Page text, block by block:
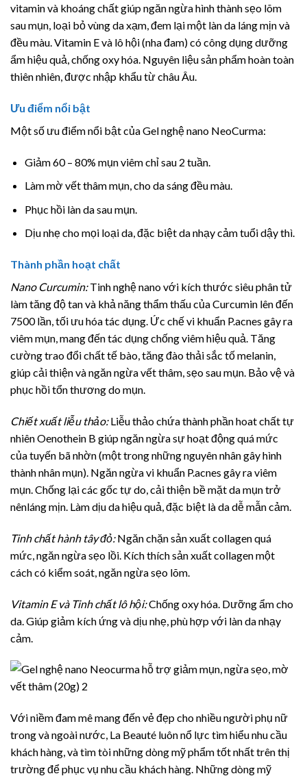
vitamin và khoáng chất giúp ngăn ngừa hình thành sẹo lõm
sau mụn, loại bỏ vùng da xạm, đem lại một làn da láng mịn và
đều màu. Vitamin E và lô hội (nha đam) có công dụng dưỡng
ẩm hiệu quả, chống oxy hóa. Nguyên liệu sản phẩm hoàn toàn
thiên nhiên, được nhập khẩu từ châu Âu.
Ưu điểm nổi bật
Một số ưu điểm nổi bật của Gel nghệ nano NeoCurma:
Giảm 60 – 80% mụn viêm chỉ sau 2 tuần.
Làm mờ vết thâm mụn, cho da sáng đều màu.
Phục hồi làn da sau mụn.
Dịu nhẹ cho mọi loại da, đặc biệt da nhạy cảm tuổi dậy thì.
Thành phần hoạt chất
Nano Curcumin:Tinh nghệ nano với kích thước siêu phân tử
làm tăng độ tan và khả năng thẩm thấu của Curcumin lên đến
7500 lần, tối ưu hóa tác dụng. Ức chế vi khuẩn P.acnes gây ra
viêm mụn, mang đến tác dụng chống viêm hiệu quả. Tăng
cường trao đổi chất tế bào, tăng đào thải sắc tố melanin,
giúp cải thiện và ngăn ngừa vết thâm, sẹo sau mụn. Bảo vệ và
phục hồi tổn thương do mụn.
Chiết xuất liễu thảo:Liễu thảo chứa thành phần hoat chất tự
nhiên Oenothein B giúp ngăn ngừa sự hoạt động quá mức
của tuyến bã nhờn (một trong những nguyên nhân gây hình
thành nhân mụn). Ngăn ngừa vi khuẩn P.acnes gây ra viêm
mụn. Chống lại các gốc tự do, cải thiện bề mặt da mụn trở
nênláng mịn. Làm dịu da hiệu quả, đặc biệt là da dễ mẫn cảm.
Tinh chất hành tây đỏ:Ngăn chặn sản xuất collagen quá
mức, ngăn ngừa sẹo lồi. Kích thích sản xuất collagen một
cách có kiểm soát, ngăn ngừa sẹo lõm.
Vitamin E và Tinh chất lô hội:Chống oxy hóa. Dưỡng ẩm cho
da. Giúp giảm kích ứng và dịu nhẹ, phù hợp với làn da nhạy
cảm.
Với niềm đam mê mang đến vẻ đẹp cho nhiều người phụ nữ
trong và ngoài nước, La Beauté luôn nổ lực tìm hiểu nhu cầu
khách hàng, và tìm tòi những dòng mỹ phẩm tốt nhất trên thị
trường để phục vụ nhu cầu khách hàng. Những dòng mỹ